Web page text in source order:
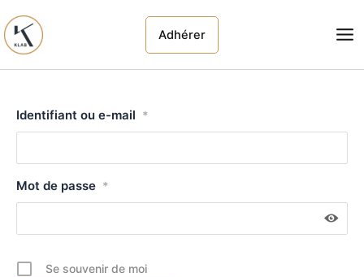
au
contenu
Adhérer
Identifiant ou e-mail *
Mot de passe *
Se souvenir de moi